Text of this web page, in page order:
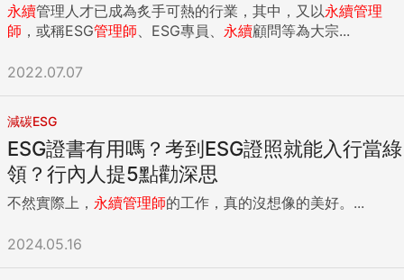
永續管理人才已成為炙手可熱的行業，其中，又以永續管理
師 ，或稱ESG管理師 、ESG專員、 永續顧問等為大宗...
2022.07.07
減碳ESG
ESG證書有用嗎？考到ESG證照就能入行當綠
領？行內人提5點勸深思
不然實際上， 永續管理師的工作，真的沒想像的美好。...
2024.05.16